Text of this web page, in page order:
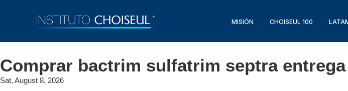
MISIÓN CHOISEUL 100
Comprar bactrim sulfatrim septra
Sat, August 8, 2026